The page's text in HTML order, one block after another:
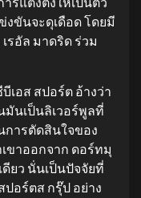
ขันจะดุเดือด โดยมี
รอัล มาดริด ร่วม
เอส สปอร์ต อ้างว่า
นเป็นลิเวอร์พูลที่
การตัดสินใจของ
ขาออกจาก ดอร์ทมุ
ดียว นั่นเป็นปัจจัยที่
ปอร์ตส กรุ๊ป อย่าง